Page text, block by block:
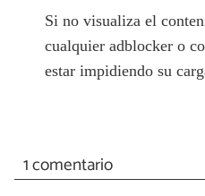
Si no visualiza el
cualquier adblocker o
estar impidiendo su
1 comentario